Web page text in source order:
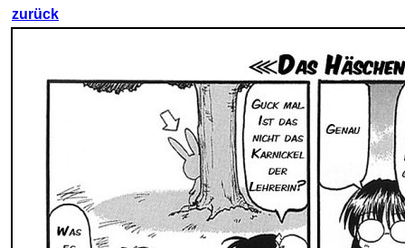
zurück